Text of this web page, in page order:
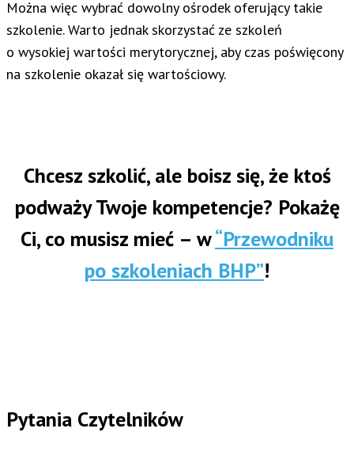
Można więc wybrać dowolny ośrodek oferujący takie
szkolenie. Warto jednak skorzystać ze szkoleń
o wysokiej wartości merytorycznej, aby czas poświęcony
na szkolenie okazał się wartościowy.
Chcesz szkolić, ale boisz się, że ktoś
podważy Twoje kompetencje? Pokażę
Ci, co musisz mieć – w“Przewodniku
po szkoleniach BHP”!
Pytania Czytelników